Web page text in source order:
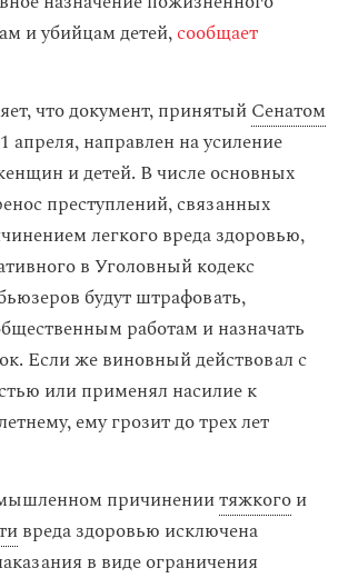
и убийцам детей,сообщает
что документ, принятыйСенатом
апреля, направлен на усиление
и детей. В числе основных
преступлений, связанных
легкого вреда здоровью,
в Уголовный кодекс
будут штрафовать,
работам и назначать
Если же виновный действовал с
или применял насилие к
ему грозит до трех лет
причинениитяжкогои
вреда здоровью исключена
в виде ограничения